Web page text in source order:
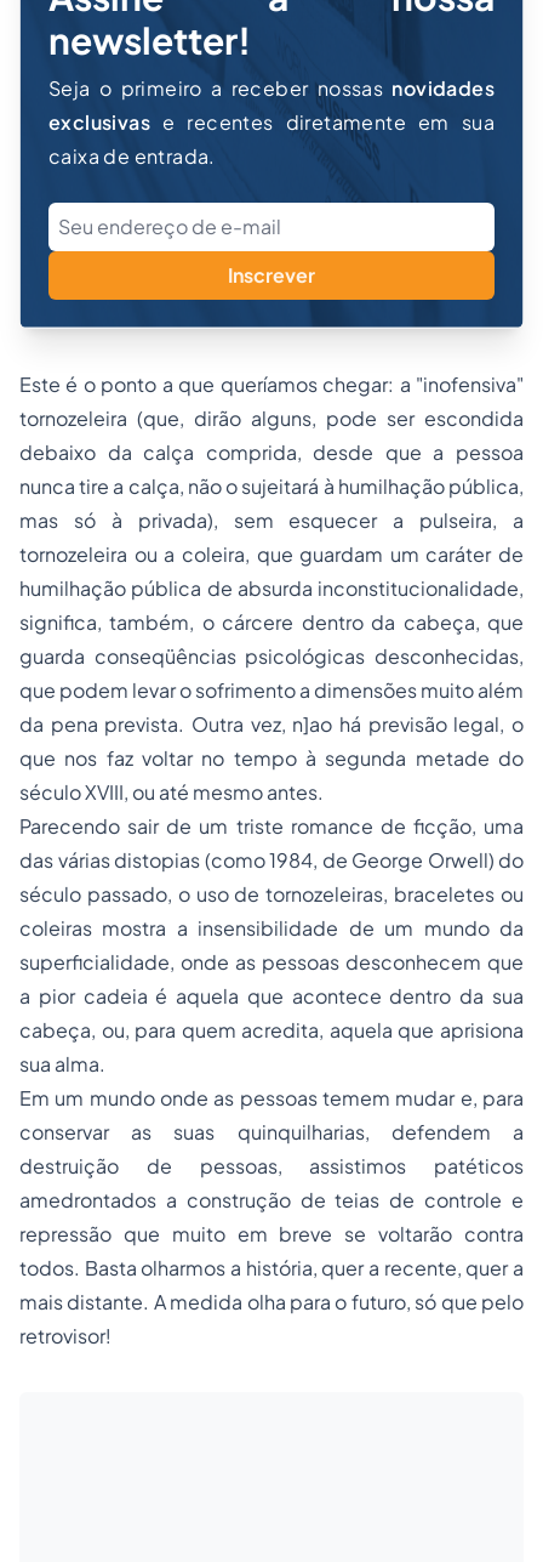
newsletter!
Seja o primeiro a receber nossas novidades
exclusivas e recentes diretamente em sua
caixa de entrada.
Inscrever
Este é o ponto a que queríamos chegar: a "inofensiva"
tornozeleira (que, dirão alguns, pode ser escondida
debaixo da calça comprida, desde que a pessoa
nunca tire a calça, não o sujeitará à humilhação pública,
mas só à privada), sem esquecer a pulseira, a
tornozeleira ou a coleira, que guardam um caráter de
humilhação pública de absurda inconstitucionalidade,
significa, também, o cárcere dentro da cabeça, que
guarda conseqüências psicológicas desconhecidas,
que podem levar o sofrimento a dimensões muito além
da pena prevista. Outra vez, n]ao há previsão legal, o
que nos faz voltar no tempo à segunda metade do
século XVIII, ou até mesmo antes.
Parecendo sair de um triste romance de ficção, uma
das várias distopias (como1984, de George Orwell) do
século passado, o uso de tornozeleiras, braceletes ou
coleiras mostra a insensibilidade de um mundo da
superficialidade, onde as pessoas desconhecem que
a pior cadeia é aquela que acontece dentro da sua
cabeça, ou, para quem acredita, aquela que aprisiona
sua alma.
Em um mundo onde as pessoas temem mudar e, para
conservar as suas quinquilharias, defendem a
destruição de pessoas, assistimos patéticos
amedrontados a construção de teias de controle e
repressão que muito em breve se voltarão contra
todos. Basta olharmos a história, quer a recente, quer a
mais distante. A medida olha para o futuro, só que pelo
retrovisor!